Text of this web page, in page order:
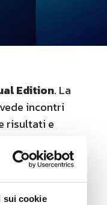
sui cookie
Edition. La
incontri
risultati e
loro